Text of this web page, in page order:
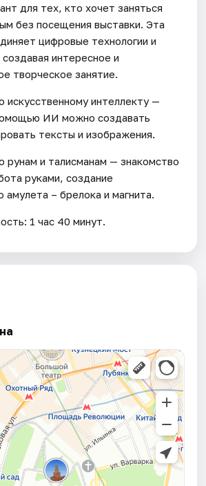
для тех, кто хочет заняться
без посещения выставки. Эта
цифровые технологии и
интересное и
творческое занятие.
искусственному интеллекту —
ИИ можно создавать
тексты и изображения.
рунам и талисманам — знакомство
руками, создание
амулета – брелока и магнита.
1 час 40 минут.